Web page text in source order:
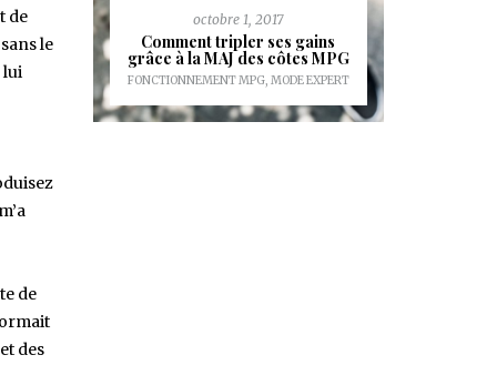
de
le
lui
de
des
octobre 1, 2017
Comment tripler ses gains
grâce à la MAJ des côtes MPG
FONCTIONNEMENT MPG, MODE EXPERT